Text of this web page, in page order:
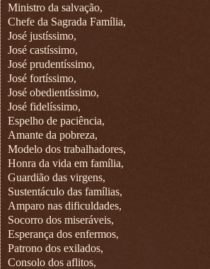
Ministro da salvação,
Chefe da Sagrada Família,
José justíssimo,
José castíssimo,
José prudentíssimo,
José fortíssimo,
José obedientíssimo,
José fidelíssimo,
Espelho de paciência,
Amante da pobreza,
Modelo dos trabalhadores,
Honra da vida em família,
Guardião das virgens,
Sustentáculo das famílias,
Amparo nas dificuldades,
Socorro dos miseráveis,
Esperança dos enfermos,
Patrono dos exilados,
Consolo dos aflitos,